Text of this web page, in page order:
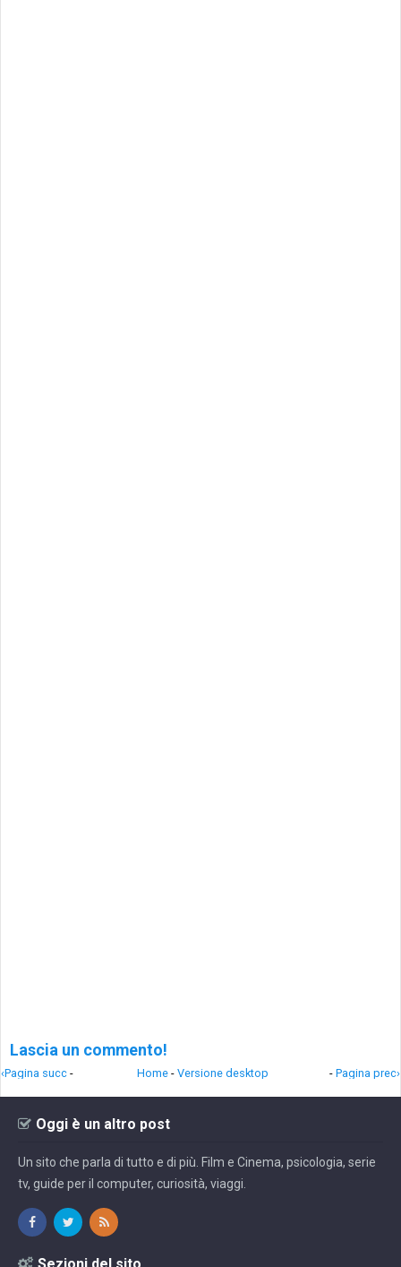
Lascia un commento!
‹Pagina succ - - Pagina prec›
Home - Versione desktop
Oggi è un altro post
Un sito che parla di tutto e di più. Film e Cinema, psicologia, serie
tv, guide per il computer, curiosità, viaggi.